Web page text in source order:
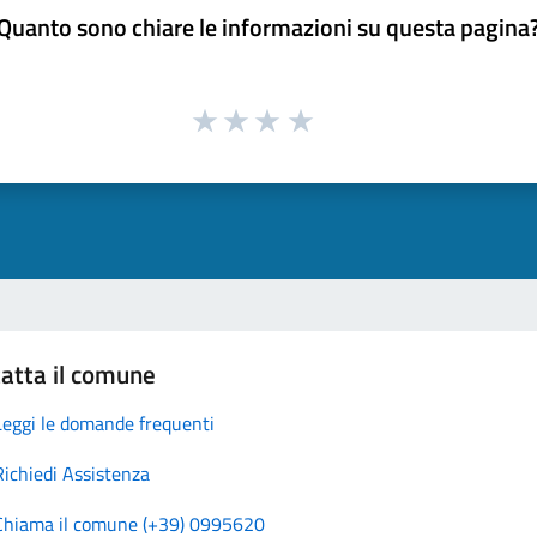
sono chiare le informazioni su questa
il comune
le domande frequenti
Assistenza
il comune (+39) 0995620